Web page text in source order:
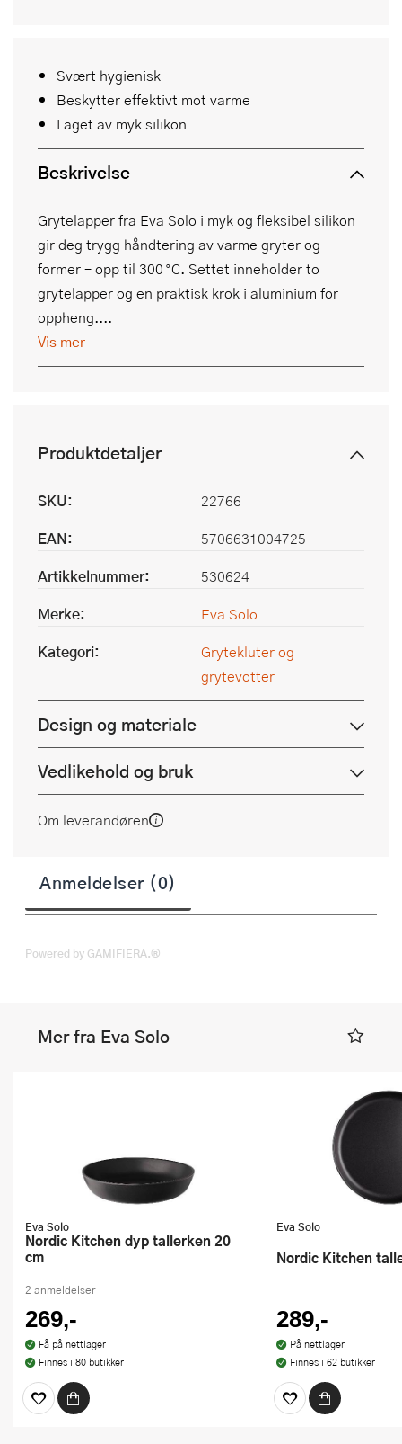
Svært hygienisk
Beskytter effektivt mot varme
Laget av myk silikon
Beskrivelse
Grytelapper fra Eva Solo i myk og fleksibel silikon
gir deg trygg håndtering av varme gryter og
former – opp til 300 °C. Settet inneholder to
grytelapper og en praktisk krok i aluminium for
oppheng....
Vis mer
Produktdetaljer
SKU:
22766
EAN:
5706631004725
Artikkelnummer:
530624
Merke:
Eva Solo
Kategori:
Grytekluter og
grytevotter
Design og materiale
Vedlikehold og bruk
Om leverandøren
Anmeldelser (0)
Powered by GAMIFIERA.®
Mer fra Eva Solo
Eva Solo
Nordic Kitchen dyp tallerken 20
cm
2 anmeldelser
269,-
Få på nettlager
Finnes i 80 butikker
Eva Solo
Nordic Kitchen
289,-
På nettlager
Finnes i 62 butikker